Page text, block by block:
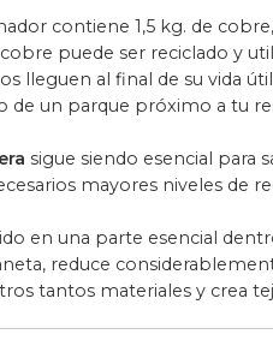
contiene 1,5 kg. de
puede ser reciclado y
lleguen al final de su vida
un parque próximo a tu
sigue siendo esencial para
mayores niveles de
en una parte esencial
reduce
tantos materiales y crea